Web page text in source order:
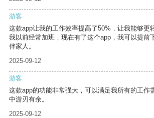
游客
这款app让我的工作效率提高了50%，让我能够更
我以前经常加班，现在有了这个app，我可以提前
伴家人。
2025-09-12
游客
这款app的功能非常强大，可以满足我所有的工作
中游刃有余。
2025-09-12